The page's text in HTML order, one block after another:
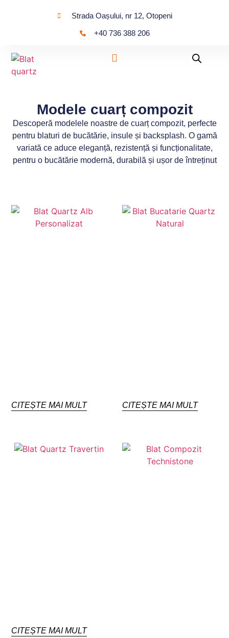
Strada Oașului, nr 12, Otopeni
+40 736 388 206
Modele cuarț compozit
Descoperă modelele noastre de cuarț compozit, perfecte
pentru blaturi de bucătărie, insule și backsplash. O gamă
variată ce aduce eleganță, rezistență și funcționalitate,
pentru o bucătărie modernă, durabilă și ușor de întreținut
CITEȘTE MAI MULT CITEȘTE MAI MULT
CITEȘTE MAI MULT